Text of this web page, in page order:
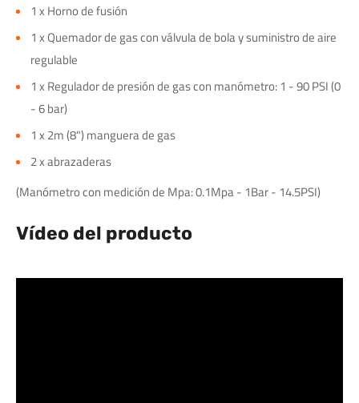
1 x Horno de fusión
1 x Quemador de gas con válvula de bola y suministro de aire
regulable
1 x Regulador de presión de gas con manómetro: 1 - 90 PSI (0
- 6 bar)
1 x 2m (8") manguera de gas
2 x abrazaderas
(Manómetro con medición de Mpa: 0.1Mpa - 1Bar - 14.5PSI)
Vídeo del producto